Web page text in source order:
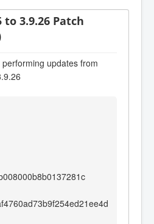
to 3.9.26 Patch
updates from